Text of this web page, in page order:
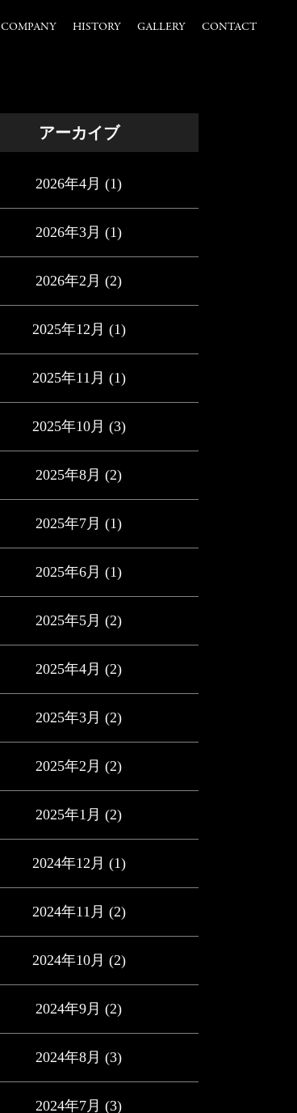
COMPANY HISTORY GALLERY CONTACT
アーカイブ
2026年4月 (1)
2026年3月 (1)
2026年2月 (2)
2025年12月 (1)
2025年11月 (1)
2025年10月 (3)
2025年8月 (2)
2025年7月 (1)
2025年6月 (1)
2025年5月 (2)
2025年4月 (2)
2025年3月 (2)
2025年2月 (2)
2025年1月 (2)
2024年12月 (1)
2024年11月 (2)
2024年10月 (2)
2024年9月 (2)
2024年8月 (3)
2024年7月 (3)